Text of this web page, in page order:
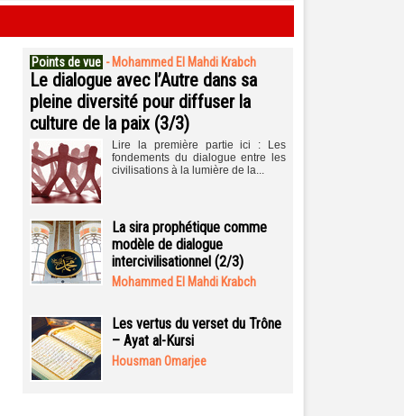
Points de vue - Mohammed El Mahdi Krabch
Le dialogue avec l’Autre dans sa
pleine diversité pour diffuser la
culture de la paix (3/3)
Lire la première partie ici : Les
fondements du dialogue entre les
civilisations à la lumière de la...
La sira prophétique comme
modèle de dialogue
intercivilisationnel (2/3)
Mohammed El Mahdi Krabch
Les vertus du verset du Trône
– Ayat al-Kursi
Housman Omarjee